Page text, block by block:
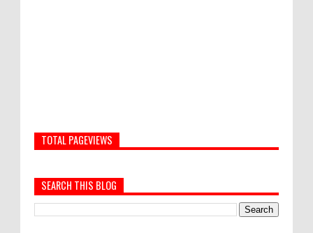
TOTAL PAGEVIEWS
SEARCH THIS BLOG